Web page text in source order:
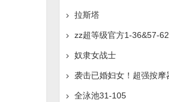
拉斯塔
zz超等级官方1-36&57-62
奴隶女战士
全泳池31-105